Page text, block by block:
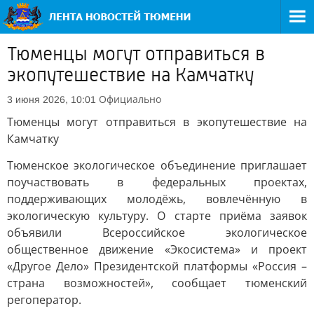
Тюменцы могут отправиться в
экопутешествие на Камчатку
3 июня 2026, 10:01 Официально
Тюменцы могут отправиться в экопутешествие на
Камчатку
Тюменское экологическое объединение приглашает
поучаствовать в федеральных проектах,
поддерживающих молодёжь, вовлечённую в
экологическую культуру. О старте приёма заявок
объявили Всероссийское экологическое
общественное движение «Экосистема» и проект
«Другое Дело» Президентской платформы «Россия –
страна возможностей», сообщает тюменский
регоператор.